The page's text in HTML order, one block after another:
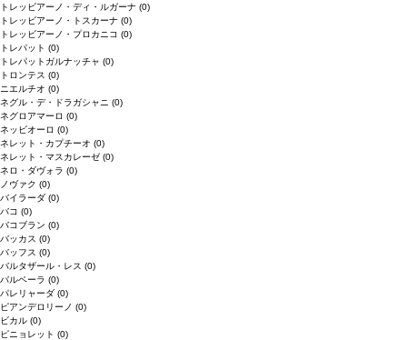
トレッビアーノ・ディ・ルガーナ (0)
トレッビアーノ・トスカーナ (0)
トレッビアーノ・プロカニコ (0)
トレパット (0)
トレパットガルナッチャ (0)
トロンテス (0)
ニエルチオ (0)
ネグル・デ・ドラガシャニ (0)
ネグロアマーロ (0)
ネッビオーロ (0)
ネレット・カプチーオ (0)
ネレット・マスカレーゼ (0)
ネロ・ダヴォラ (0)
ノヴァク (0)
バイラーダ (0)
バコ (0)
バコブラン (0)
バッカス (0)
バッフス (0)
バルタザール・レス (0)
バルベーラ (0)
パレリャーダ (0)
ピアンデロリーノ (0)
ビカル (0)
ピニョレット (0)